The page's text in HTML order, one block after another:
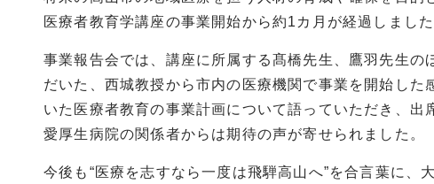
医療者教育学講座の事業開始から約1カ月が経過しました
事業報告会では、講座に所属する髙橋先生、鷹羽先生の
だいた、西城教授から市内の医療機関で事業を開始した
いた医療者教育の事業計画について語っていただき、出
愛厚生病院の関係者からは期待の声が寄せられました。
今後も“医療を志すなら一度は飛騨高山へ”を合言葉に、